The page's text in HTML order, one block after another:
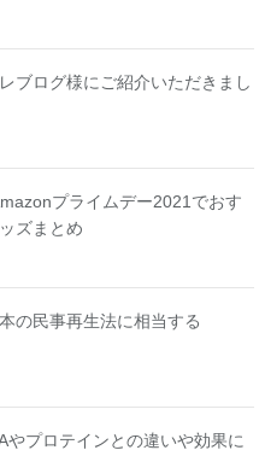
ブログ様にご紹介いただきまし
プライムデー2021でおす
ズまとめ
の民事再生法に相当する
やプロテインとの違いや効果に